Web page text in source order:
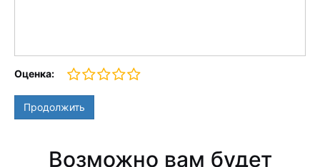
Оценка:
Продолжить
Возможно вам будет